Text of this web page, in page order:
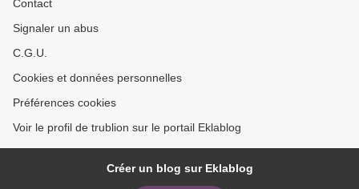
Contact
Signaler un abus
C.G.U.
Cookies et données personnelles
Préférences cookies
Voir le profil de trublion sur le portail Eklablog
Créer un blog sur Eklablog